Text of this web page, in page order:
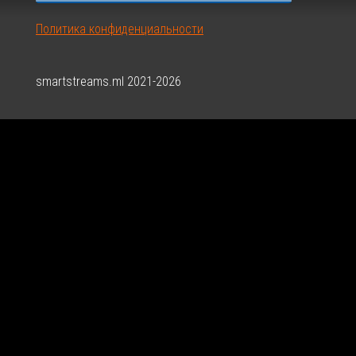
Политика конфиденциальности
smartstreams.ml 2021-2026